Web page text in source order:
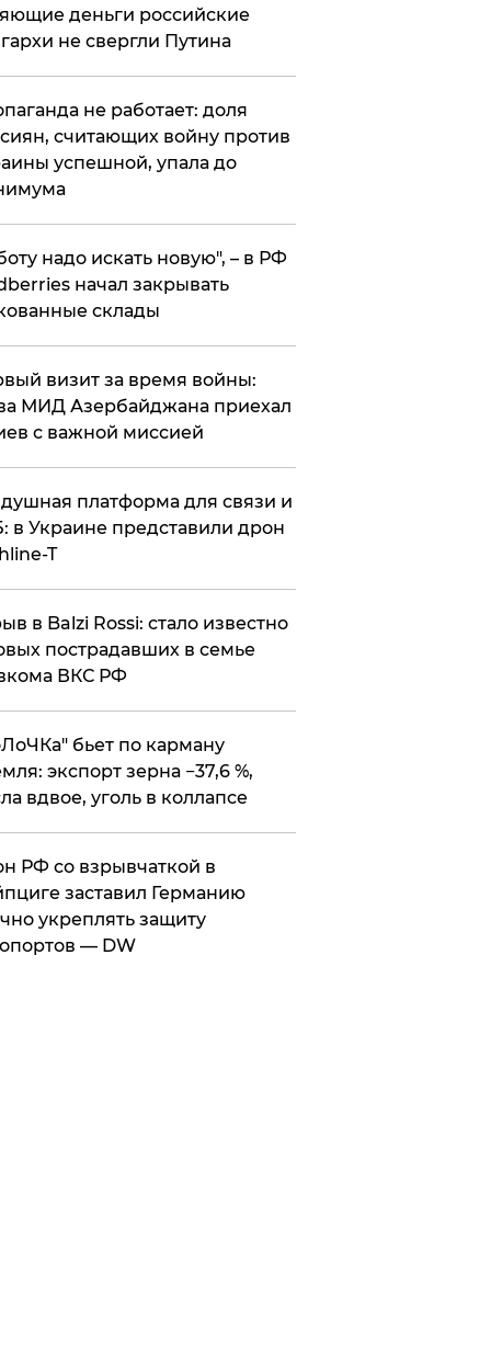
деньги российские
не свергли Путина
не работает: доля
считающих войну против
успешной, упала до
надо искать новую", – в РФ
начал закрывать
склады
визит за время войны:
МИД Азербайджана приехал
с важной миссией
платформа для связи и
в Украине представили дрон
T
в Balzi Rossi: стало известно
пострадавших в семье
ВКС РФ
бьет по карману
экспорт зерна −37,6 %,
вдвое, уголь в коллапсе
РФ со взрывчаткой в
заставил Германию
укреплять защиту
— DW